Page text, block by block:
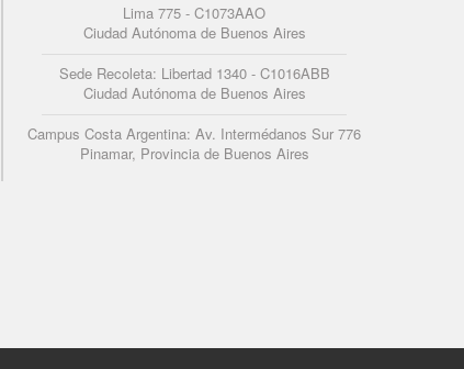
Lima 775 - C1073AAO
Ciudad Autónoma de Buenos Aires
Sede Recoleta: Libertad 1340 - C1016ABB
Ciudad Autónoma de Buenos Aires
Campus Costa Argentina: Av. Intermédanos Sur 776
Pinamar, Provincia de Buenos Aires